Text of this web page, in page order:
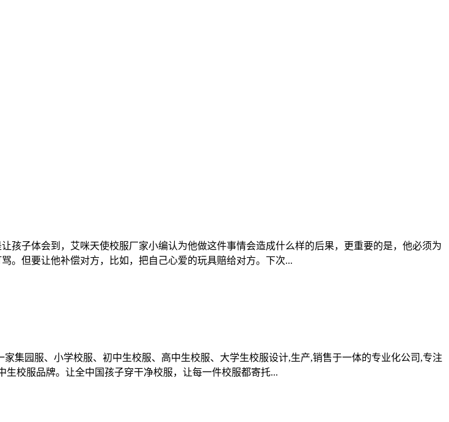
孩子体会到，艾咪天使校服厂家小编认为他做这件事情会造成什么样的后果，更重要的是，他必须为
。但要让他补偿对方，比如，把自己心爱的玩具赔给对方。下次...
集园服、小学校服、初中生校服、高中生校服、大学生校服设计,生产,销售于一体的专业化公司,专注
校服品牌。让全中国孩子穿干净校服，让每一件校服都寄托...